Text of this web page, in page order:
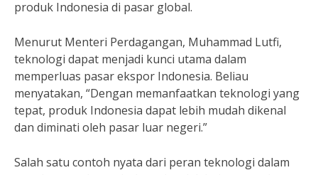
produk Indonesia di pasar global.
Menurut Menteri Perdagangan, Muhammad Lutfi,
teknologi dapat menjadi kunci utama dalam
memperluas pasar ekspor Indonesia. Beliau
menyatakan, “Dengan memanfaatkan teknologi yang
tepat, produk Indonesia dapat lebih mudah dikenal
dan diminati oleh pasar luar negeri.”
Salah satu contoh nyata dari peran teknologi dalam